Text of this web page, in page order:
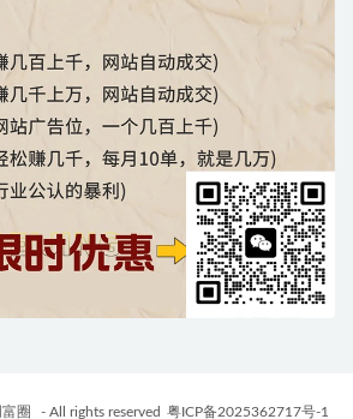
富圈 - All rights reserved 粤ICP备2025362717号-1